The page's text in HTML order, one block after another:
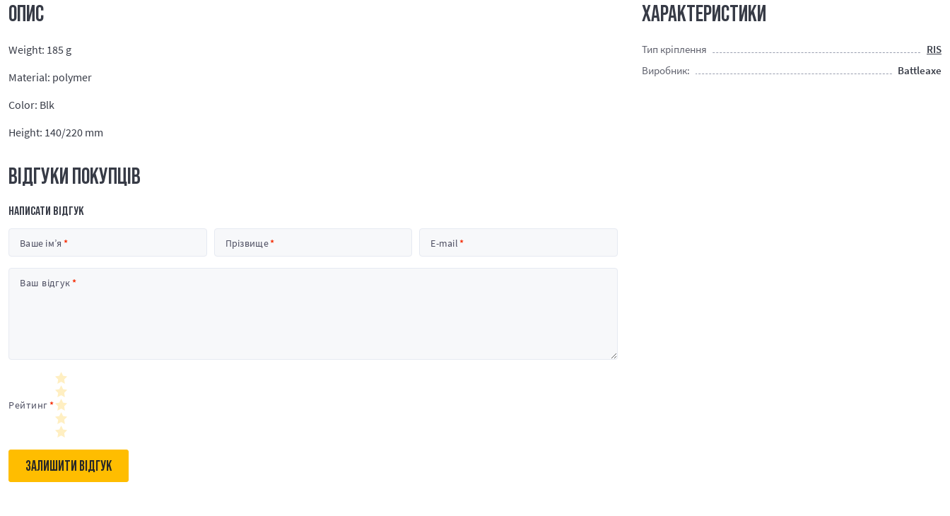
ОПИС
Weight: 185 g
Material: polymer
Color: Blk
Height: 140/220 mm
ВІДГУКИ ПОКУПЦІВ
НАПИСАТИ ВІДГУК
Ваше ім’я Прізвище E-mail
Ваш відгук
Рейтинг
ЗАЛИШИТИ ВІДГУК
ХАРАКТЕРИСТИКИ
Тип кріплення
RIS
Виробник:
Battleaxe